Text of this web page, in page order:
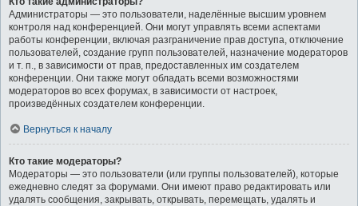
Администраторы — это пользователи, наделённые высшим уровнем
контроля над конференцией. Они могут управлять всеми аспектами
работы конференции, включая разграничение прав доступа, отключение
пользователей, создание групп пользователей, назначение модераторов
и т. п., в зависимости от прав, предоставленных им создателем
конференции. Они также могут обладать всеми возможностями
модераторов во всех форумах, в зависимости от настроек,
произведённых создателем конференции.
Вернуться к началу
Кто такие модераторы?
Модераторы — это пользователи (или группы пользователей), которые
ежедневно следят за форумами. Они имеют право редактировать или
удалять сообщения, закрывать, открывать, перемещать, удалять и